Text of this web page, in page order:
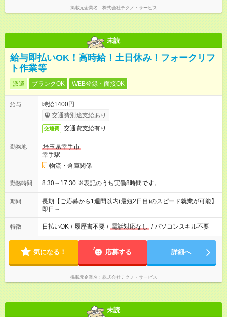
掲載元企業名 株式会社テクノ・サービス
未読
給与即払いOK！高時給！土日休み！フォークリフ
ト作業等
派遣 ブランクOK WEB登録・面接OK
給与
時給1400円
交通費別途支給あり
交通費 交通費支給有り
勤務地
埼玉県幸手市
幸手駅
物流・倉庫関係
勤務時間 8:30～17:30 ※表記のうち実働8時間です。
期間
長期【ご応募から1週間以内(最短2日目)のスピード就業が可能】
即日～
特徴 日払いOK / 履歴書不要 / 電話対応なし / パソコンスキル不要
気になる！ 応募する 詳細へ
掲載元企業名 株式会社テクノ・サービス
未読